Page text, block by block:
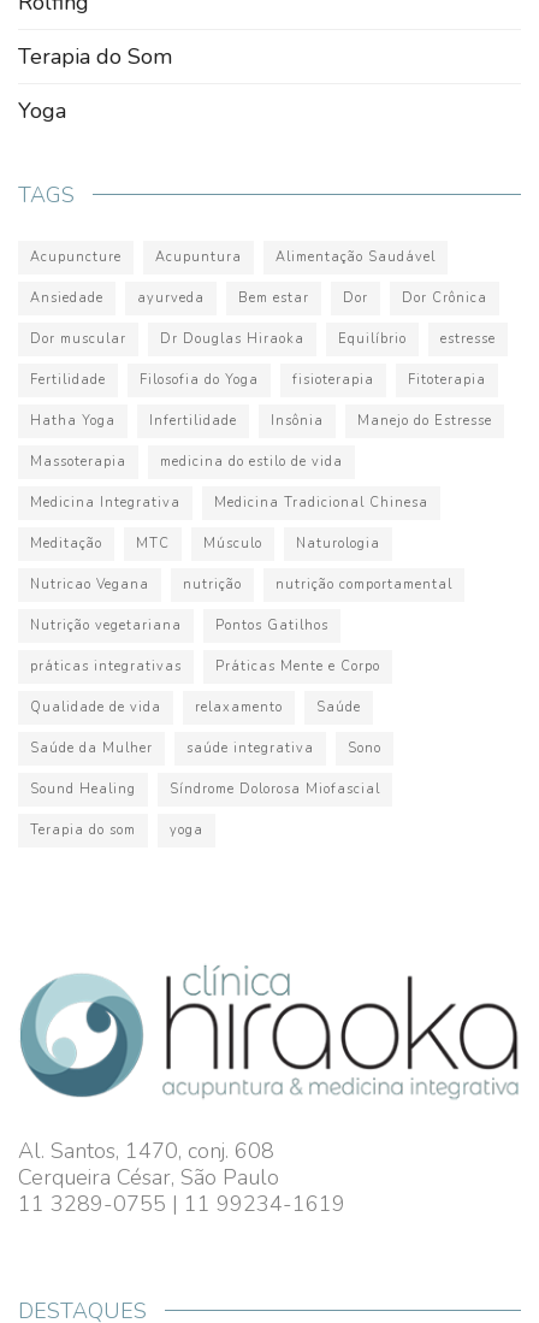
Terapia do Som
Yoga
TAGS
Acupuncture Acupuntura Alimentação Saudável
Ansiedade ayurveda Bem estar Dor Dor Crônica
Dor muscular Dr Douglas Hiraoka Equilíbrio estresse
Fertilidade Filosofia do Yoga fisioterapia Fitoterapia
Hatha Yoga Infertilidade Insônia Manejo do Estresse
Massoterapia medicina do estilo de vida
Medicina Integrativa Medicina Tradicional Chinesa
Meditação MTC Músculo Naturologia
Nutricao Vegana nutrição nutrição comportamental
Nutrição vegetariana Pontos Gatilhos
práticas integrativas Práticas Mente e Corpo
Qualidade de vida relaxamento Saúde
Saúde da Mulher saúde integrativa Sono
Sound Healing Síndrome Dolorosa Miofascial
Terapia do som yoga
Al. Santos, 1470, conj. 608
Cerqueira César, São Paulo
11 3289-0755 | 11 99234-1619
DESTAQUES